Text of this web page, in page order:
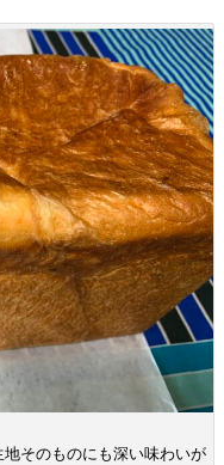
そのものにも深い味わいが